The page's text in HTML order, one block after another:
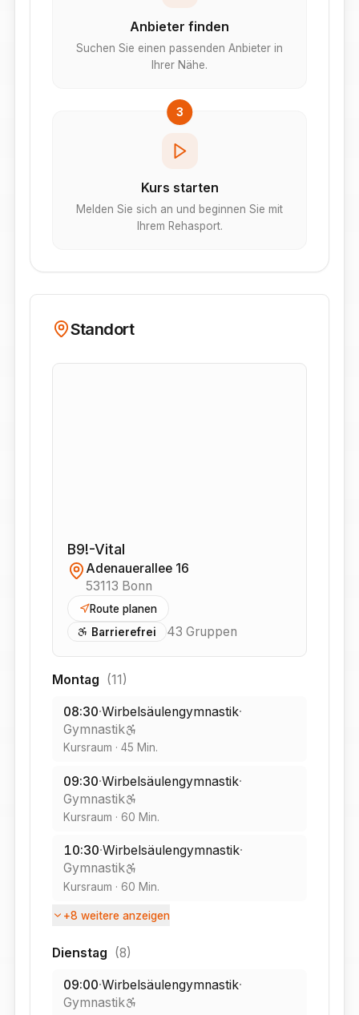
Anbieter finden
Suchen Sie einen passenden Anbieter in
Ihrer Nähe.
3
Kurs starten
Melden Sie sich an und beginnen Sie mit
Ihrem Rehasport.
Standort
B9!-Vital
Adenauerallee 16
53113 Bonn
Route planen
Barrierefrei
43 Gruppen
Montag (11)
08:30·Wirbelsäulengymnastik·
Gymnastik
Kursraum · 45 Min.
09:30·Wirbelsäulengymnastik·
Gymnastik
Kursraum · 60 Min.
10:30·Wirbelsäulengymnastik·
Gymnastik
Kursraum · 60 Min.
+8 weitere anzeigen
Dienstag (8)
09:00·Wirbelsäulengymnastik·
Gymnastik